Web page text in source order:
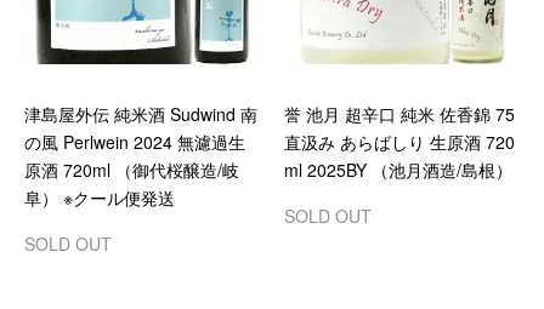
津島屋外伝 純米酒 Sudwind 南
の風 Perlwein 2024 無濾過生
原酒 720ml （御代桜醸造/岐
阜） ※クール便発送
SOLD OUT
誉 池月 超辛口 純米 佐香錦 75
直汲み あらばしり 生原酒 720
ml 2025BY （池月酒造/島根）
SOLD OUT